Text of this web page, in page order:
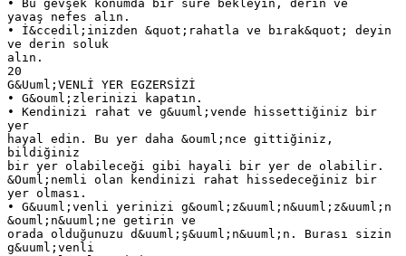
• Bu gevşek konumda bir sure bekleyin, derin ve
yavaş nefes alın.
• İ&ccedil;inizden &quot;rahatla ve bırak&quot; deyin
ve derin soluk
alın.
20
G&Uuml;VENLİ YER EGZERSİZİ
• G&ouml;zlerinizi kapatın.
• Kendinizi rahat ve g&uuml;vende hissettiğiniz bir
yer
hayal edin. Bu yer daha &ouml;nce gittiğiniz,
bildiğiniz
bir yer olabileceği gibi hayali bir yer de olabilir.
&Ouml;nemli olan kendinizi rahat hissedeceğiniz bir
yer olması.
• G&uuml;venli yerinizi g&ouml;z&uuml;n&uuml;z&uuml;n
&ouml;n&uuml;ne getirin ve
orada olduğunuzu d&uuml;ş&uuml;n&uuml;n. Burası sizin
g&uuml;venli